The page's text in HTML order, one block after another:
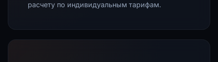
расчету по индивидуальным тарифам.